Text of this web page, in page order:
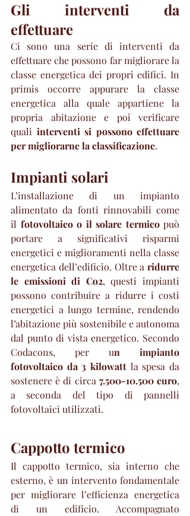
Gli interventi da
effettuare
Ci sono una serie di interventi da
effettuare che possono far migliorare la
classe energetica dei propri edifici. In
primis occorre appurare la classe
energetica alla quale appartiene la
propria abitazione e poi verificare
quali interventi si possono effettuare
per migliorarne la classificazione.
Impianti solari
L’installazione di un impianto
alimentato da fonti rinnovabili come
il fotovoltaico o il solare termico può
portare a significativi risparmi
energetici e miglioramenti nella classe
energetica dell’edificio. Oltre a ridurre
le emissioni di Co2, questi impianti
possono contribuire a ridurre i costi
energetici a lungo termine, rendendo
l’abitazione più sostenibile e autonoma
dal punto di vista energetico. Secondo
Codacons, per un impianto
fotovoltaico da 3 kilowatt la spesa da
sostenere è di circa 7.500-10.500 euro,
a seconda del tipo di pannelli
fotovoltaici utilizzati.
Cappotto termico
Il cappotto termico, sia interno che
esterno, è un intervento fondamentale
per migliorare l’efficienza energetica
di un edificio. Accompagnato